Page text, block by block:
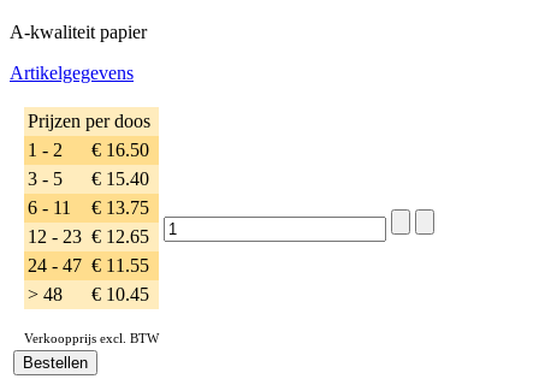
A-kwaliteit papier
Artikelgegevens
Prijzen per doos
1 - 2
€ 16.50
3 - 5
€ 15.40
6 - 11
€ 13.75
12 - 23 € 12.65
24 - 47 € 11.55
> 48
€ 10.45
Verkoopprijs excl. BTW